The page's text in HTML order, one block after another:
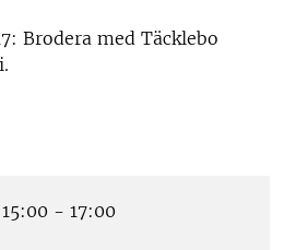
Brodera med Täcklebo
- 17:00